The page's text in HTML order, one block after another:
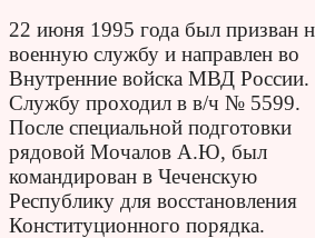
22 июня 1995 года был призван
военную службу и направлен во
Внутренние войска МВД России.
Службу проходил в в/ч № 5599.
После специальной подготовки
рядовой Мочалов А.Ю, был
командирован в Чеченскую
Республику для восстановления
Конституционного порядка.